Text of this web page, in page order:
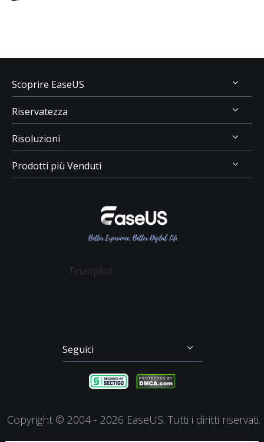
Scoprire EaseUS
Chi Siamo
Recensioni & Premi
Contatta EaseUS
Riservatezza
Disinstallazione
Politica di Rimborso
Termini & Condizioni
Risoluzioni
Recupero Dati USB
Recupero Dati Scheda SD
Recupero dei File su Mac
Prodotti più Venduti
Trustpilot
Seguici
  
Copyright © 2004 - 2026 EaseUS. Tutti i diritti riservati.